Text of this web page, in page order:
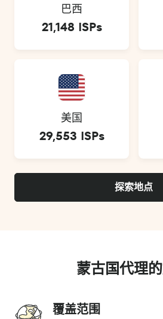
巴西
21,148 ISPs
美国
29,553 ISPs
探索地点
蒙古国代理
覆盖范围